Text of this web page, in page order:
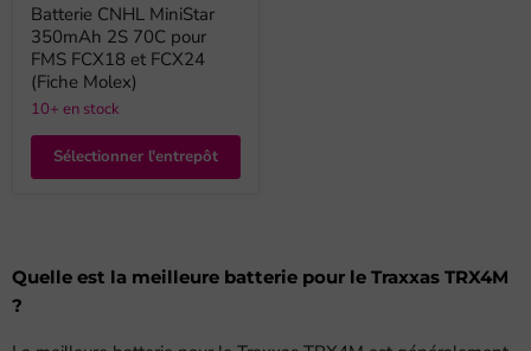
Batterie CNHL MiniStar
350mAh 2S 70C pour
FMS FCX18 et FCX24
(Fiche Molex)
10+ en stock
Sélectionner l'entrepôt
Quelle est la meilleure batterie pour le Traxxas TRX4M
?